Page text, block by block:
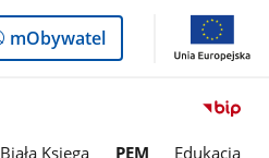
Logowanie
do
mObywatel
Biała Księga PEM Edukacja